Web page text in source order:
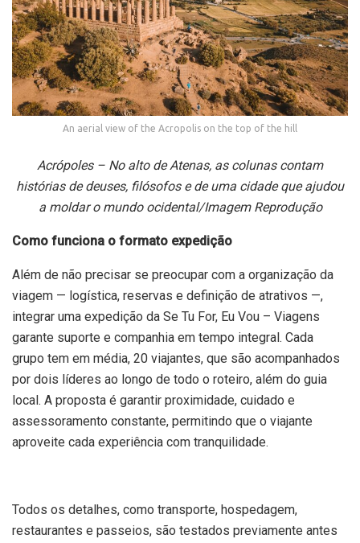
An aerial view of the Acropolis on the top of the hill
Acrópoles – No alto de Atenas, as colunas contam
histórias de deuses, filósofos e de uma cidade que ajudou
a moldar o mundo ocidental/Imagem Reprodução
Como funciona o formato expedição
Além de não precisar se preocupar com a organização da
viagem — logística, reservas e definição de atrativos —,
integrar uma expedição da Se Tu For, Eu Vou – Viagens
garante suporte e companhia em tempo integral. Cada
grupo tem em média, 20 viajantes, que são acompanhados
por dois líderes ao longo de todo o roteiro, além do guia
local. A proposta é garantir proximidade, cuidado e
assessoramento constante, permitindo que o viajante
aproveite cada experiência com tranquilidade.
Todos os detalhes, como transporte, hospedagem,
restaurantes e passeios, são testados previamente antes